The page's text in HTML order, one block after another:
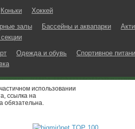
Коньки Хоккей
залы Бассейны и аквапарки
Одежда и обувь Спортивное
использовании
ссылка на
обязательна.